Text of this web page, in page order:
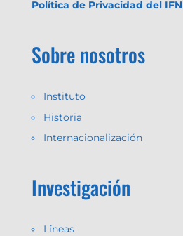
Política de Privacidad del IFN
Sobre nosotros
Instituto
Historia
Internacionalización
Investigación
Líneas